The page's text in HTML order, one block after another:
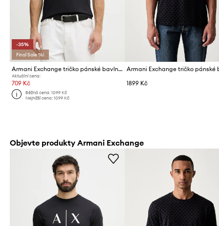
-35%
Final Sale %!
Armani Exchange tričko pánské bavlněné
Aktuální cena:
709 Kč
Běžná cena:1099 Kč
Nejnižší cena:1099 Kč
1899 Kč
Objevte produkty Armani Exchange